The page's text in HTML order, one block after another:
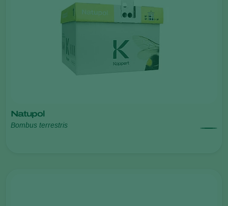
Natupol
Bombus terrestris